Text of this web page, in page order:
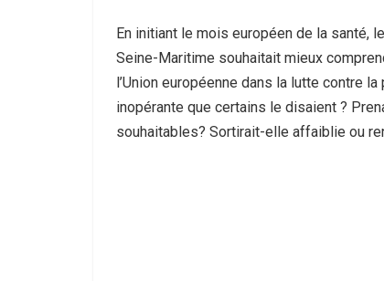
En initiant le mois européen de la santé,
Seine-Maritime souhaitait mieux
l’Union européenne dans la lutte contre
inopérante que certains le disaient ?
souhaitables? Sortirait-elle affaiblie ou